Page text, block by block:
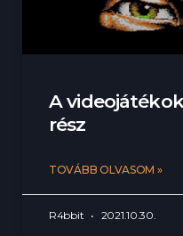
A
rész
TOVÁBB OLVASOM »
R4bbit 2021.10.30.